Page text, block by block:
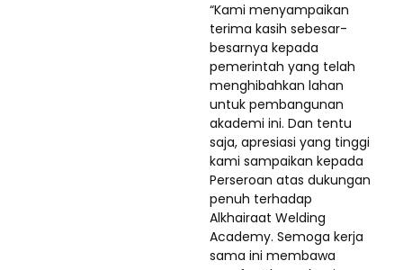
“Kami menyampaikan
terima kasih sebesar-
besarnya kepada
pemerintah yang telah
menghibahkan lahan
untuk pembangunan
akademi ini. Dan tentu
saja, apresiasi yang tinggi
kami sampaikan kepada
Perseroan atas dukungan
penuh terhadap
Alkhairaat Welding
Academy. Semoga kerja
sama ini membawa